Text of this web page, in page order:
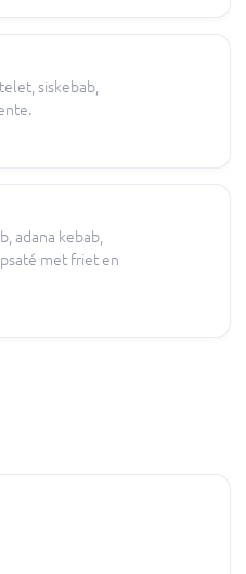
siskebab,
adana kebab,
met friet en